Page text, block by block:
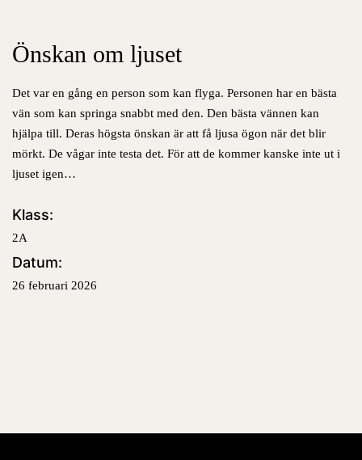
Önskan om ljuset
Det var en gång en person som kan flyga. Personen har en bästa
vän som kan springa snabbt med den. Den bästa vännen kan
hjälpa till. Deras högsta önskan är att få ljusa ögon när det blir
mörkt. De vågar inte testa det. För att de kommer kanske inte ut i
ljuset igen…
Klass:
2A
Datum:
26 februari 2026